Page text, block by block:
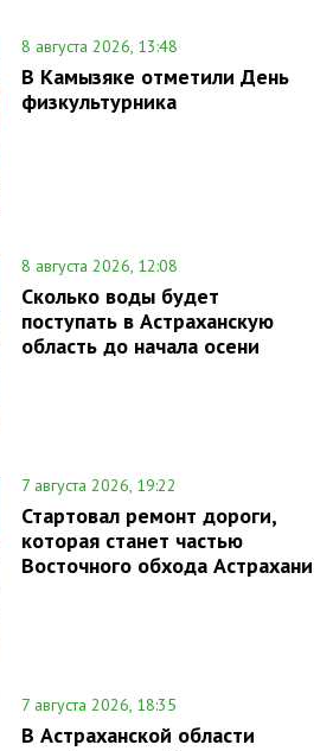
8 августа 2026, 13:48
В Камызяке отметили День
физкультурника
8 августа 2026, 12:08
Сколько воды будет
поступать в Астраханскую
область до начала осени
7 августа 2026, 19:22
Стартовал ремонт дороги,
которая станет частью
Восточного обхода Астрахани
7 августа 2026, 18:35
В Астраханской области